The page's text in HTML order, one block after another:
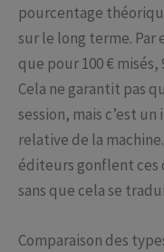
pourcentage
sur le long terme. Par
que pour 100 €
Cela ne garantit pas
session, mais c’est
relative de la
éditeurs gonflent ces
sans que cela se
Comparaison des